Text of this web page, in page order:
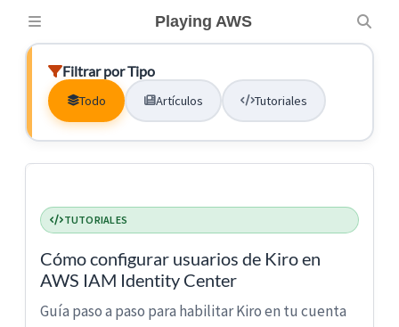
Playing AWS
Filtrar por Tipo
Todo Artículos Tutoriales
TUTORIALES
Cómo configurar usuarios de Kiro en
AWS IAM Identity Center
Guía paso a paso para habilitar Kiro en tu cuenta